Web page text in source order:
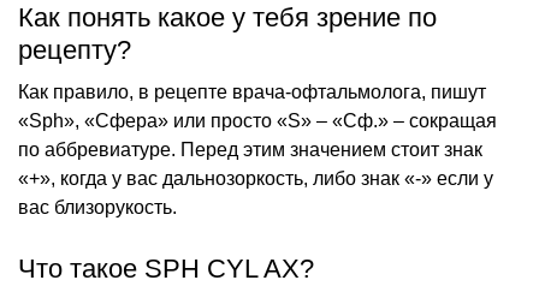
Как понять какое у тебя зрение по
рецепту?
Как правило, в рецепте врача-офтальмолога, пишут
«Sph», «Сфера» или просто «S» – «Сф.» – сокращая
по аббревиатуре. Перед этим значением стоит знак
«+», когда у вас дальнозоркость, либо знак «-» если у
вас близорукость.
Что такое SPH CYL AX?